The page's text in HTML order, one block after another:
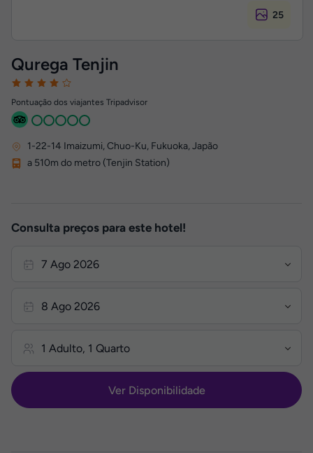
25
Qurega Tenjin
Pontuação dos viajantes Tripadvisor
1-22-14 Imaizumi, Chuo-Ku, Fukuoka, Japão
a 510m do metro (Tenjin Station)
Consulta preços para este hotel!
Ver Disponibilidade